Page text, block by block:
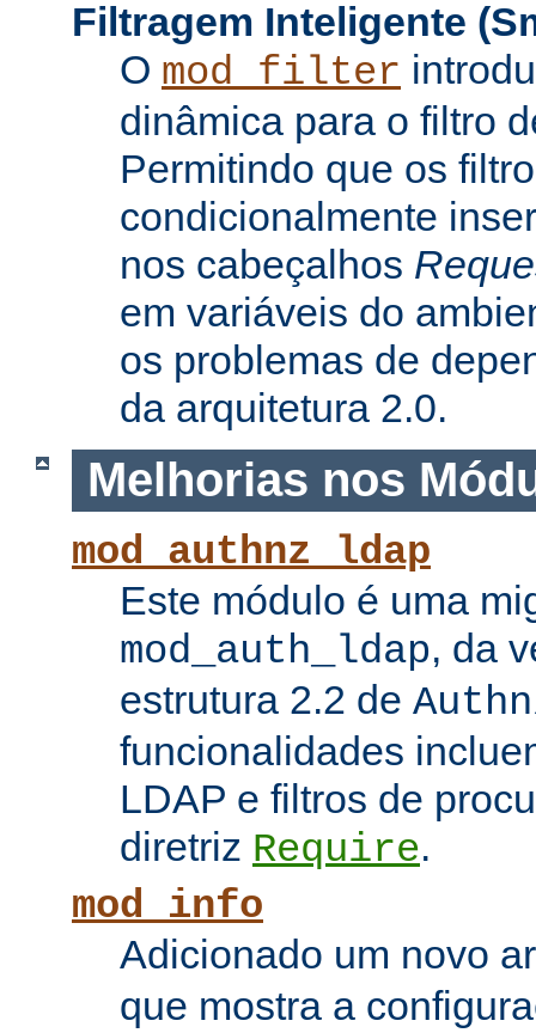
Filtragem Inteligente
O mod_filter
dinâmica para o filtro
Permitindo que os
condicionalmente
nos cabeçalhos
em variáveis do
os problemas de
da arquitetura 2.0.
Melhorias nos
mod_authnz_ldap
Este módulo é uma
mod_auth_ldap, da
estrutura 2.2 de
funcionalidades
LDAP e filtros de
diretriz Require.
mod_info
Adicionado um novo
que mostra a